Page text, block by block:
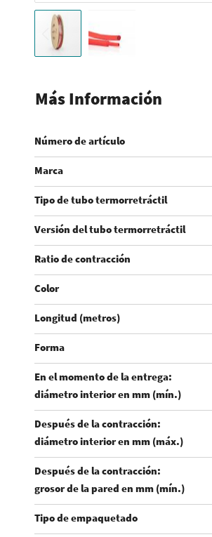
comienzo
la
galería
de
imágenes
Más Información
Número de artículo
Marca
Tipo de tubo termorretráctil
Versión del tubo termorretráctil
Ratio de contracción
Color
Longitud (metros)
Forma
En el momento de la entrega:
diámetro interior en mm (mín.)
Después de la contracción:
diámetro interior en mm (máx.)
Después de la contracción:
grosor de la pared en mm (mín.)
Tipo de empaquetado